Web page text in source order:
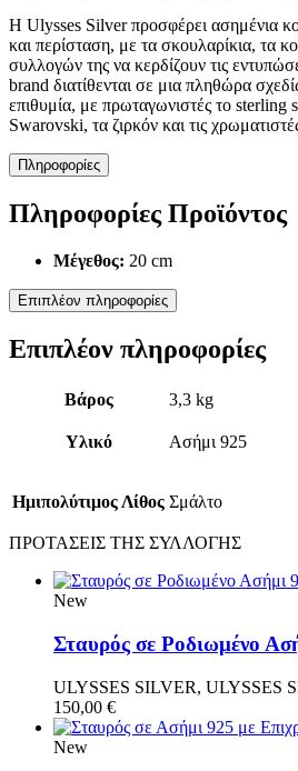
Η Ulysses Silver προσφέρει ασημένια
και περίσταση, με τα σκουλαρίκια, τα
συλλογών της να κερδίζουν τις
brand διατίθενται σε μια πληθώρα
επιθυμία, με πρωταγωνιστές το sterling
Swarovski, τα ζιρκόν και τις
Πληροφορίες
Πληροφορίες Προϊόντος
Μέγεθος: 20 cm
Επιπλέον πληροφορίες
Επιπλέον πληροφορίες
Βάρος 3,3 kg
Υλικό Ασήμι 925
Ημιπολύτιμος Λίθος Σμάλτο
ΠΡΟΤΑΣΕΙΣ ΤΗΣ ΣΥΛΛΟΓΗΣ
New
Σταυρός σε Ροδιωμένο
ULYSSES SILVER, ULYSSES
150,00 €
New